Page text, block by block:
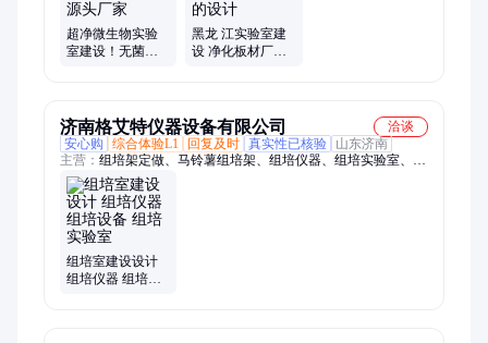
超净微生物实验
室建设！无菌环
黑龙 江实验室建
设 净化板材厂家
济南格艾特仪器设备有限公司
洽谈
安心购
综合体验L1 回复及时 真实性已核验
山东济南
主营： 组培架定做、马铃薯组培架、组培仪器、组培实验室、组
培室建设、组培设备、红外灭菌器、超净工作台、干热灭菌器、
光照培养架、臭氧发生器、组培室推车、组培洗瓶机、接种消毒
器、组培灭菌器、高压灭菌锅、不锈钢酒精灯、培养室灭菌器、
组培专用推车、组培室规划设计、组培室净化
组培室建设设计
组培仪器 组培设